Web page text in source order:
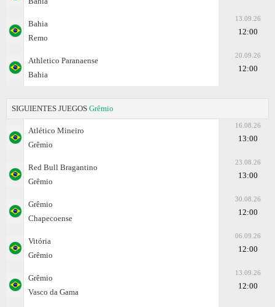
Bahia
Remo
13.09.26
12:00
Athletico Paranaense
Bahia
20.09.26
12:00
SIGUIENTES JUEGOS Grêmio
Atlético Mineiro
Grêmio
16.08.26
13:00
Red Bull Bragantino
Grêmio
23.08.26
13:00
Grêmio
Chapecoense
30.08.26
12:00
Vitória
Grêmio
06.09.26
12:00
Grêmio
Vasco da Gama
13.09.26
12:00